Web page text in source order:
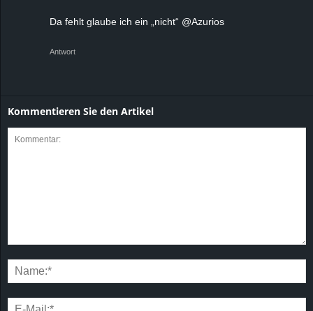
Da fehlt glaube ich ein „nicht“ @Azurios
Antwort
Kommentieren Sie den Artikel